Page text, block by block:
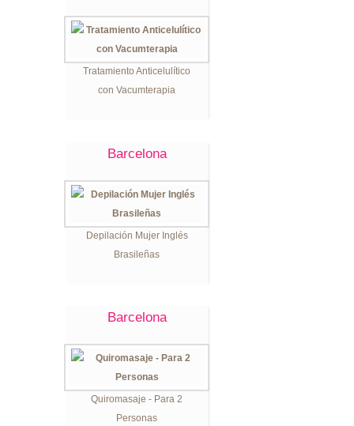
Tratamiento Anticelulítico
con Vacumterapia
Barcelona
Depilación Mujer Inglés
Brasileñas
Barcelona
Quiromasaje - Para 2
Personas